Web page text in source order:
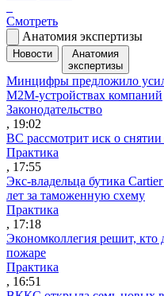
Смотреть
Анатомия экспертизы
Новости
Анатомия
экспертизы
Минцифры предложило
M2M-устройствах компаний
Законодательство
, 19:02
ВС рассмотрит иск о
Практика
, 17:55
Экс-владельца бутика
лет за таможенную схему
Практика
, 17:18
Экономколлегия решит,
пожаре
Практика
, 16:51